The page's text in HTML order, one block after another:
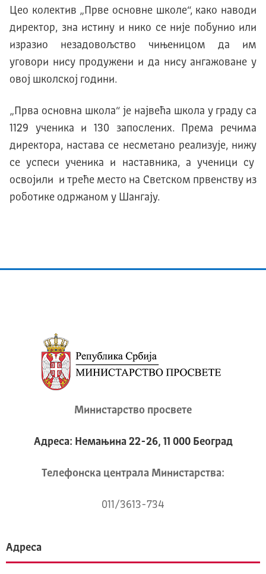
Цео колектив „Прве основне школе“, како наводи
директор, зна истину и нико се није побунио или
изразио незадовољство чињеницом да им
уговори нису продужени и да нису ангажоване у
овој школској години.
„Прва основна школа“ је највећа школа у граду са
1129 ученика и 130 запослених. Према речима
директора, настава се несметано реализује, нижу
се успеси ученика и наставника, а ученици су
освојили и треће место на Светском првенству из
роботике одржаном у Шангају.
Министарство просвете
Адреса: Немањина 22-26, 11 000 Београд
Телeфонска централа Mинистарства:
011/3613-734
Адреса